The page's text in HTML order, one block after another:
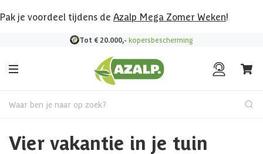
Pak je voordeel tijdens de Azalp Mega Zomer Weken!
Waar ben je naar op zoek?
Vier vakantie in je tuin